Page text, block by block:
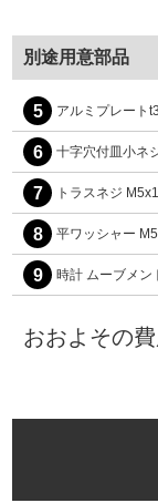
別途用意部品
5 アルミプレート
6 十字穴付皿小ネ
7 トラスネジ
8 平ワッシャー
9 時計 ムーブメン
おおよその費